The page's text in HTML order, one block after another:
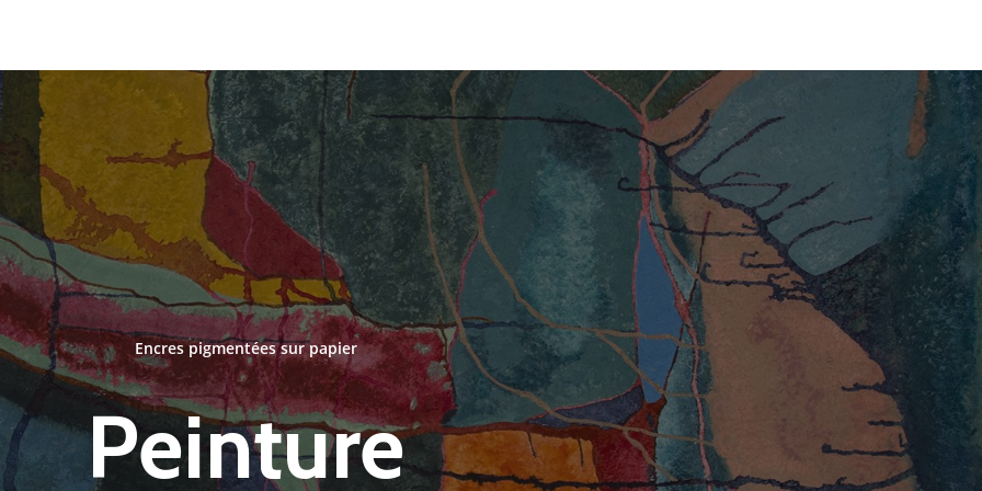
Encres pigmentées sur papier
Peinture